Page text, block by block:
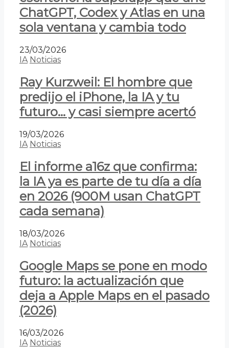
ChatGPT, Codex y Atlas en una
sola ventana y cambia todo
23/03/2026
IA Noticias
Ray Kurzweil: El hombre que
predijo el iPhone, la IA y tu
futuro… y casi siempre acertó
19/03/2026
IA Noticias
El informe a16z que confirma:
la IA ya es parte de tu día a día
en 2026 (900M usan ChatGPT
cada semana)
18/03/2026
IA Noticias
Google Maps se pone en modo
futuro: la actualización que
deja a Apple Maps en el pasado
(2026)
16/03/2026
IA Noticias